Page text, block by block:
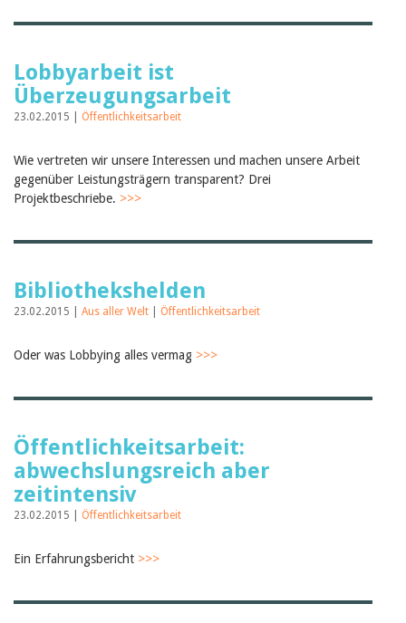
Lobbyarbeit ist
Überzeugungsarbeit
23.02.2015 | Öffentlichkeitsarbeit
Wie vertreten wir unsere Interessen und machen unsere Arbeit
gegenüber Leistungsträgern transparent? Drei
Projektbeschriebe. >>>
Bibliothekshelden
23.02.2015 | Aus aller Welt Öffentlichkeitsarbeit
Oder was Lobbying alles vermag >>>
Öffentlichkeitsarbeit:
abwechslungsreich aber
zeitintensiv
23.02.2015 | Öffentlichkeitsarbeit
Ein Erfahrungsbericht >>>